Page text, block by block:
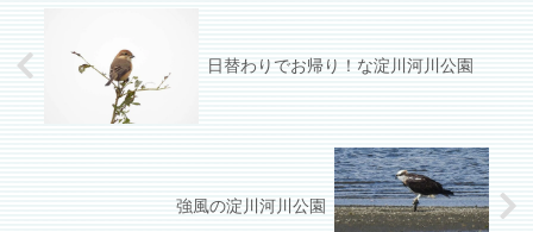
日替わりでお帰り！な淀川河川公園
強風の淀川河川公園